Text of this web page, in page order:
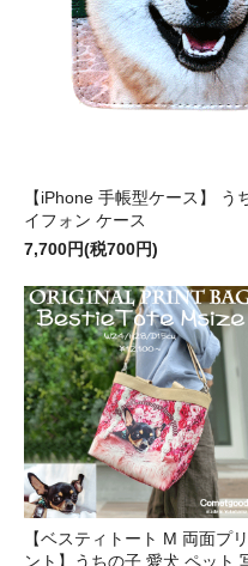
【iPhone 手帳型ケース】
イフォン ケース
7,700円(税700円)
【ベスティトート M 両面プリ
ント】うちの子 愛犬 ペット